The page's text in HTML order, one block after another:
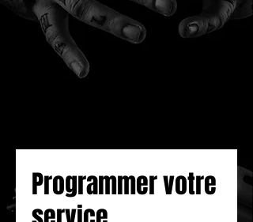
Programmer votre